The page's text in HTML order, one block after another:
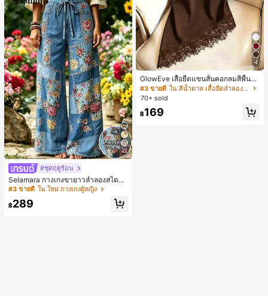
22
#ชุดฤดูร้อน
Selamara กางเกงขายาวลำลองสไตล์โ
บฮีเมียนสำหรับพักผ่อน สีกากี ผิวสัมผัส
มีเท็กซ์เจอร์ เอวสูงทรงหลวม เอวยางยืด
พร้อมเชือกรูด ทรงขาตรงทิ้งตัว ขากว้า
#3 ขายดี ใน ใหม่ กางเกงผู้หญิง
฿289
4
GlowEve เสื้อยืดแขนสั้นคอกลมสีพื้นลำ
ลองอเนกประสงค์สำหรับผู้หญิง
#3 ขายดี
ใน สีน้ำตาล เสื้อยืดลำลองพื้นฐาน
70+ sold
฿169